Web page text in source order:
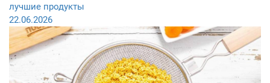
лучшие продукты
22.06.2026